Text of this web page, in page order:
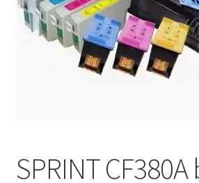
Услови за користење
SPRINT